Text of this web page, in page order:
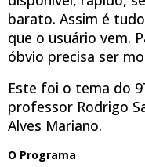
barato. Assim é
que o usuário vem.
óbvio precisa ser
Este foi o tema do
professor Rodrigo
Alves Mariano.
O Programa